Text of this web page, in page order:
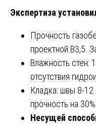
Экспертиза
Прочность
проектной B3,5.
Влажность стен:
отсутствия
Кладка: швы 8-
прочность на 30%.
Несущей